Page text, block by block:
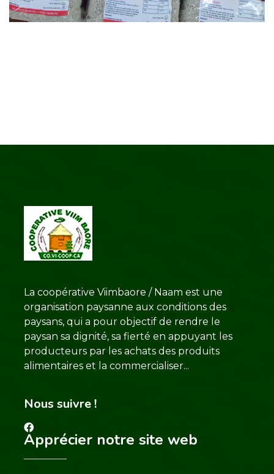
La coopérative Viimbaore / Naam est une
organisation paysanne aux conditions des
paysans, qui a pour objectif de rendre le
paysan sa dignité, sa fierté en appuyant les
producteurs par les achats des produits
alimentaires et la commercialiser...
Nous suivre !
Apprécier notre site web